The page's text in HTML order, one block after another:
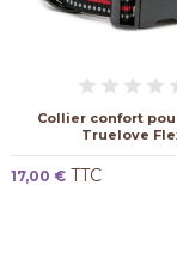
Collier confort
Truelove
17,00 € TTC